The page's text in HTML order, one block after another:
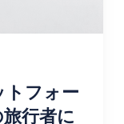
フォー
行者に